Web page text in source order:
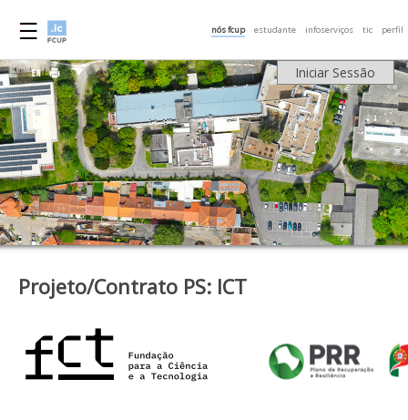
nós fcup estudante infoserviços tic perfil
Iniciar Sessão
Projeto/Contrato PS: ICT